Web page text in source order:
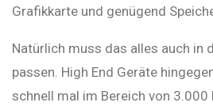
Grafikkarte und genügend
Natürlich muss das alles auch in
passen. High End Geräte
schnell mal im Bereich von 3.000